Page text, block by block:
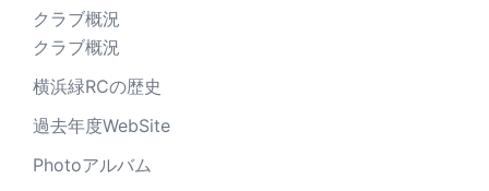
クラブ概況
クラブ概況
横浜緑RCの歴史
過去年度WebSite
Photoアルバム